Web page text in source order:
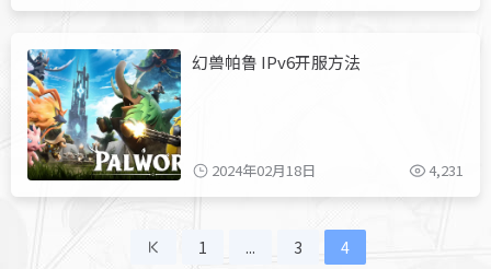
幻兽帕鲁 IPv6开服方法
2024年02月18日 4,231
1 ... 3 4